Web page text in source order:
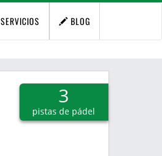
SERVICIOS BLOG
3
pistas de pádel